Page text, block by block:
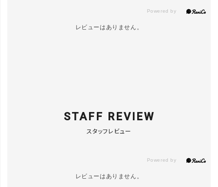
レビューはありません。
STAFF REVIEW
スタッフレビュー
レビューはありません。